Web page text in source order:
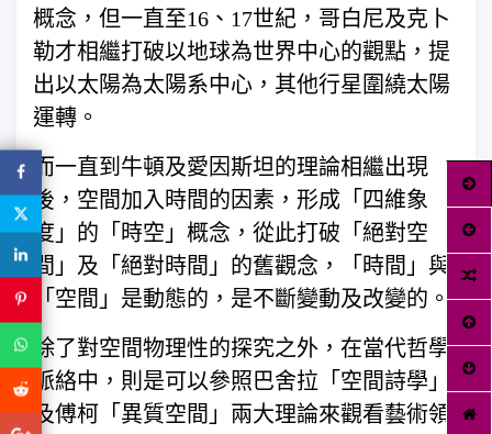
概念，但一直至16、17世紀，哥白尼及克卜
勒才相繼打破以地球為世界中心的觀點，提
出以太陽為太陽系中心，其他行星圍繞太陽
運轉。
而一直到牛頓及愛因斯坦的理論相繼出現
後，空間加入時間的因素，形成「四維象
度」的「時空」概念，從此打破「絕對空
間」及「絕對時間」的舊觀念，「時間」與
「空間」是動態的，是不斷變動及改變的。
除了對空間物理性的探究之外，在當代哲學
脈絡中，則是可以參照巴舍拉「空間詩學」
及傅柯「異質空間」兩大理論來觀看藝術領